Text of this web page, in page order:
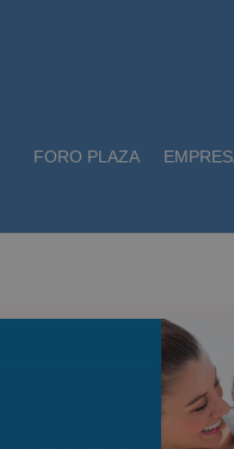
FORO PLAZA